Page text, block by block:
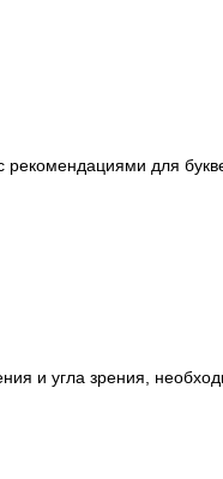
рекомендациями для
и угла зрения,